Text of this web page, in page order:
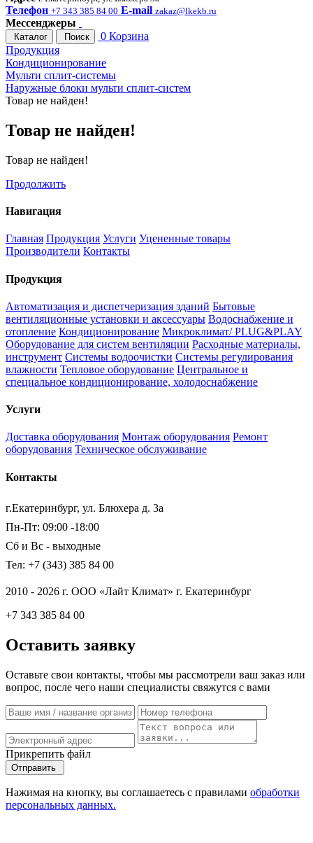
Телефон +7 343 385 84 00 E-mail zakaz@lkekb.ru
Мессенджеры
Каталог Поиск 0 Корзина
Продукция
Кондиционирование
Мульти сплит-системы
Наружные блоки мульти сплит-систем
Товар не найден!
Товар не найден!
Товар не найден!
Продолжить
Навигация
Главная Продукция Услуги Уцененные товары
Производители Контакты
Продукция
Автоматизация и диспетчеризация зданий Бытовые
вентиляционные установки и аксессуары Водоснабжение и
отопление Кондиционирование Микроклимат/ PLUG&PLAY
Оборудование для систем вентиляции Расходные материалы,
инструмент Системы водоочистки Системы регулирования
влажности Тепловое оборудование Центральное и
специальное кондиционирование, холодоснабжение
Услуги
Доставка оборудования Монтаж оборудования Ремонт
оборудования Техническое обслуживание
Контакты
г.Екатеринбург, ул. Блюхера д. 3а
Пн-Пт: 09:00 -18:00
Сб и Вс - выходные
Тел: +7 (343) 385 84 00
2010 - 2026 г. ООО «Лайт Климат» г. Екатеринбург
+7 343 385 84 00
Оставить заявку
Оставьте свои контакты, чтобы мы рассмотрели ваш заказ или
вопрос, после чего наши специалисты свяжутся с вами
Прикрепить файл
Отправить
Нажимая на кнопку, вы соглашаетесь с правилами обработки
персональных данных.